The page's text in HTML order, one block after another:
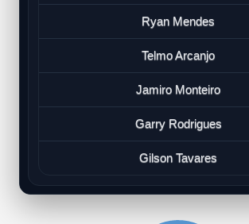
Ryan Mendes
Telmo Arcanjo
Jamiro Monteiro
Garry Rodrigues
Gilson Tavares